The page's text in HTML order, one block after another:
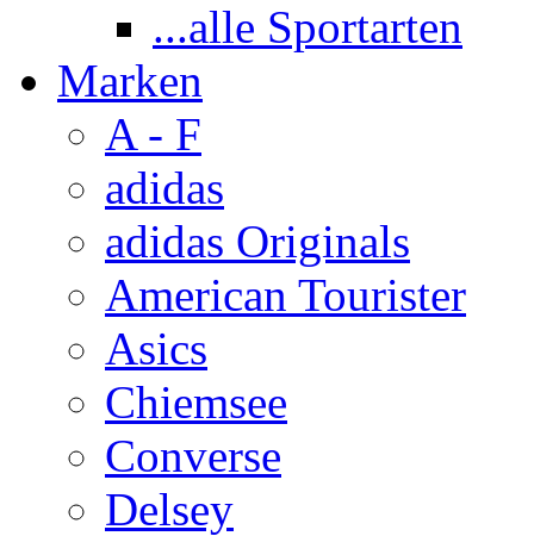
...alle Sportarten
Marken
A - F
adidas
adidas Originals
American Tourister
Asics
Chiemsee
Converse
Delsey